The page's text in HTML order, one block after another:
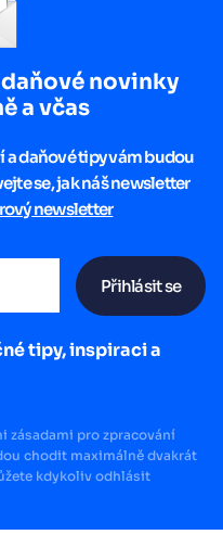
novinky
a včas
a daňové tipy vám budou
se, jak náš newsletter
newsletter
Přihlásit se
tipy, inspiraci a
zásadami pro zpracování
chodit maximálně dvakrát
kdykoliv odhlásit